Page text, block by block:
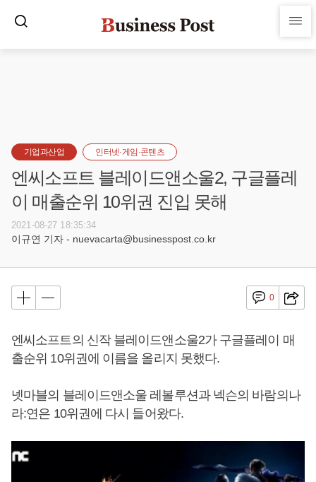
기업과산업 인터넷·게임·콘텐츠
엔씨소프트 블레이드앤소울2, 구글플레
이 매출순위 10위권 진입 못해
2021-08-27 18:35:34
이규연 기자 - nuevacarta@businesspost.co.kr
0
엔씨소프트의 신작 블레이드앤소울2가 구글플레이 매
출순위 10위권에 이름을 올리지 못했다.
넷마블의 블레이드앤소울 레볼루션과 넥슨의 바람의나
라:연은 10위권에 다시 들어왔다.